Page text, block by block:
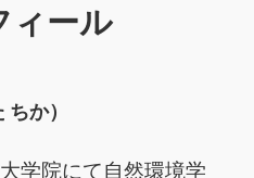
ィール
か）
学院にて自然環境学